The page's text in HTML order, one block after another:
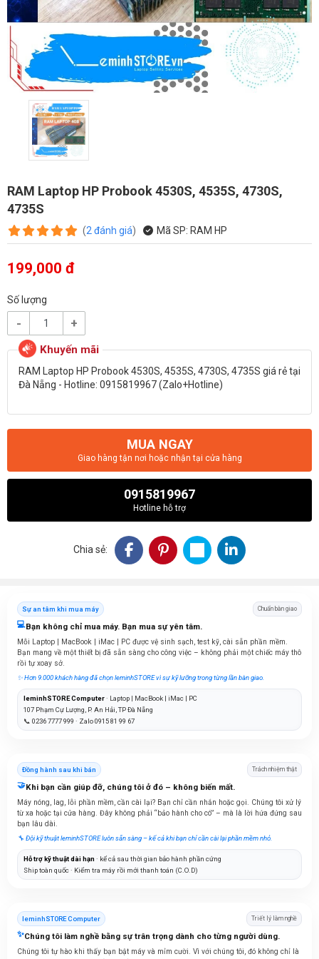
RAM Laptop HP Probook 4530S, 4535S, 4730S,
4735S
(2 đánh giá) Mã SP: RAM HP
199,000 đ
Số lượng
- +
RAM Laptop HP Probook 4530S, 4535S, 4730S, 4735S giá rẻ tại
Đà Nẵng - Hotline: 0915819967 (Zalo+Hotline)
MUA NGAY
Giao hàng tận nơi hoặc nhận tại cửa hàng
0915819967
Hotline hỗ trợ
Chia sẻ:
Sự an tâm khi mua máy Chuẩn bàn giao
💻Bạn không chỉ mua máy. Bạn mua sự yên tâm.
Mỗi Laptop | MacBook | iMac | PC được vệ sinh sạch, test kỹ, cài sẵn phần mềm.
Bạn mang về một thiết bị đã sẵn sàng cho công việc – không phải một chiếc máy thô
rồi tự xoay sở.
✨ Hơn 9.000 khách hàng đã chọn leminhSTORE vì sự kỹ lưỡng trong từng lần bàn giao.
leminhSTORE Computer· Laptop | MacBook | iMac | PC
107 Phạm Cự Lượng, P. An Hải, TP Đà Nẵng
📞 0236 7777 999 · Zalo 0915 81 99 67
Đồng hành sau khi bán Trách nhiệm thật
🤝Khi bạn cần giúp đỡ, chúng tôi ở đó – không biến mất.
Máy nóng, lag, lỗi phần mềm, cần cài lại? Bạn chỉ cần nhắn hoặc gọi. Chúng tôi xử lý
từ xa hoặc tại cửa hàng. Đây không phải “bảo hành cho có” – mà là lời hứa đứng sau
bạn lâu dài.
🔧 Đội kỹ thuật leminhSTORE luôn sẵn sàng – kể cả khi bạn chỉ cần cài lại phần mềm nhỏ.
Hỗ trợ kỹ thuật dài hạn · kể cả sau thời gian bảo hành phần cứng
Ship toàn quốc · Kiểm tra máy rồi mới thanh toán (C.O.D)
leminhSTORE Computer Triết lý làm nghề
✨Chúng tôi làm nghề bằng sự trân trọng dành cho từng người dùng.
Chúng tôi tự hào khi thấy bạn bật máy và mỉm cười. Vì với chúng tôi, đó không chỉ là